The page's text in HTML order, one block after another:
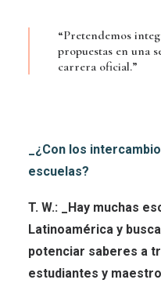
“Pretendemos
propuestas en una
carrera oficial.”
_¿Con los
escuelas?
T. W.: _Hay muchas
Latinoamérica y
potenciar saberes a
estudiantes y